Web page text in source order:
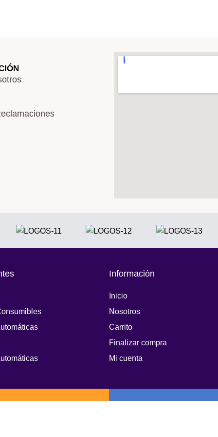
Información
Inicio
Nosotros
Carrito
Finalizar compra
Mi cuenta